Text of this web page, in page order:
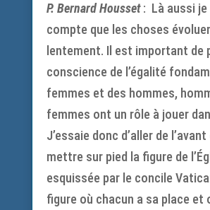
P. Bernard Housset: Là aussi je
compte que les choses
lentement. Il est important de
conscience de l’égalité
femmes et des hommes,
femmes ont un rôle à jouer
J’essaie donc d’aller de
mettre sur pied la figure de
esquissée par le concile
figure où chacun a sa place et